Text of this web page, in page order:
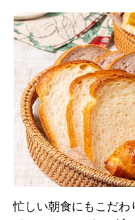
忙しい朝食にもこだわ